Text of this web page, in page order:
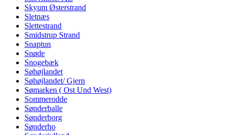
Skyum Østerstrand
Sletnæs
Slettestrand
Smidstrup Strand
Snaptun
Snøde
Snogebæk
Søhøjlandet
Søhøjlandet/ Gjern
Sømarken ( Ost Und West)
Sommerodde
Sønderballe
Sønderborg
Sønderho